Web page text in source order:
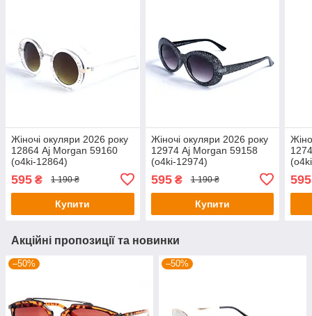
Жіночі окуляри 2026 року
12864 Aj Morgan 59160
(o4ki-12864)
595 ₴ 1 190 ₴
Купити
Жіночі окуляри 2026 року
12974 Aj Morgan 59158
(o4ki-12974)
595₴ 1 190 ₴
Купити
595
Акційні пропозиції та новинки
–50% –50%